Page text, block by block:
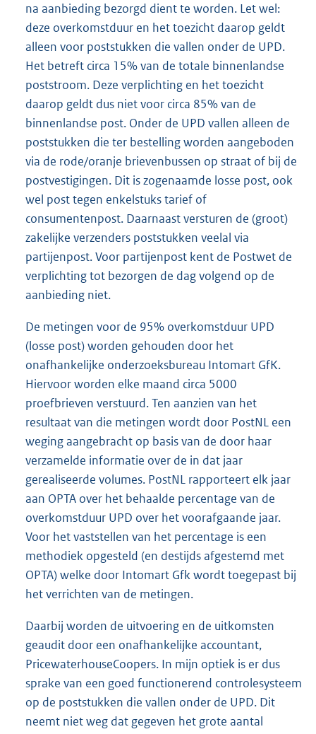
na aanbieding bezorgd dient te worden. Let wel:
deze overkomstduur en het toezicht daarop geldt
alleen voor poststukken die vallen onder de UPD.
Het betreft circa 15% van de totale binnenlandse
poststroom. Deze verplichting en het toezicht
daarop geldt dus niet voor circa 85% van de
binnenlandse post. Onder de UPD vallen alleen de
poststukken die ter bestelling worden aangeboden
via de rode/oranje brievenbussen op straat of bij de
postvestigingen. Dit is zogenaamde losse post, ook
wel post tegen enkelstuks tarief of
consumentenpost. Daarnaast versturen de (groot)
zakelijke verzenders poststukken veelal via
partijenpost. Voor partijenpost kent de Postwet de
verplichting tot bezorgen de dag volgend op de
aanbieding niet.
De metingen voor de 95% overkomstduur UPD
(losse post) worden gehouden door het
onafhankelijke onderzoeksbureau Intomart GfK.
Hiervoor worden elke maand circa 5000
proefbrieven verstuurd. Ten aanzien van het
resultaat van die metingen wordt door PostNL een
weging aangebracht op basis van de door haar
verzamelde informatie over de in dat jaar
gerealiseerde volumes. PostNL rapporteert elk jaar
aan OPTA over het behaalde percentage van de
overkomstduur UPD over het voorafgaande jaar.
Voor het vaststellen van het percentage is een
methodiek opgesteld (en destijds afgestemd met
OPTA) welke door Intomart Gfk wordt toegepast bij
het verrichten van de metingen.
Daarbij worden de uitvoering en de uitkomsten
geaudit door een onafhankelijke accountant,
PricewaterhouseCoopers. In mijn optiek is er dus
sprake van een goed functionerend controlesysteem
op de poststukken die vallen onder de UPD. Dit
neemt niet weg dat gegeven het grote aantal